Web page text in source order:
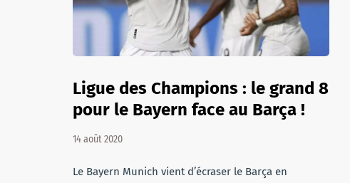
Ligue des Champions : le grand 8
pour le Bayern face au Barça !
14 août 2020
Le Bayern Munich vient d’écraser le Barça en